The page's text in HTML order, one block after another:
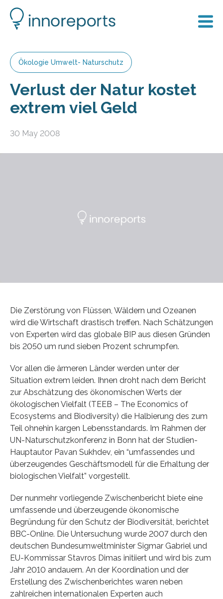
Ökologie Umwelt- Naturschutz
Verlust der Natur kostet
extrem viel Geld
30 May 2008
Die Zerstörung von Flüssen, Wäldern und Ozeanen
wird die Wirtschaft drastisch treffen. Nach Schätzungen
von Experten wird das globale BIP aus diesen Gründen
bis 2050 um rund sieben Prozent schrumpfen.
Vor allen die ärmeren Länder werden unter der
Situation extrem leiden. Ihnen droht nach dem Bericht
zur Abschätzung des ökonomischen Werts der
ökologischen Vielfalt (TEEB – The Economics of
Ecosystems and Biodiversity) die Halbierung des zum
Teil ohnehin kargen Lebensstandards. Im Rahmen der
UN-Naturschutzkonferenz in Bonn hat der Studien-
Hauptautor Pavan Sukhdev, ein “umfassendes und
überzeugendes Geschäftsmodell für die Erhaltung der
biologischen Vielfalt” vorgestellt.
Der nunmehr vorliegende Zwischenbericht biete eine
umfassende und überzeugende ökonomische
Begründung für den Schutz der Biodiversität, berichtet
BBC-Online. Die Untersuchung wurde 2007 durch den
deutschen Bundesumweltminister Sigmar Gabriel und
EU-Kommissar Stavros Dimas initiiert und wird bis zum
Jahr 2010 andauern. An der Koordination und der
Erstellung des Zwischenberichtes waren neben
zahlreichen internationalen Experten auch